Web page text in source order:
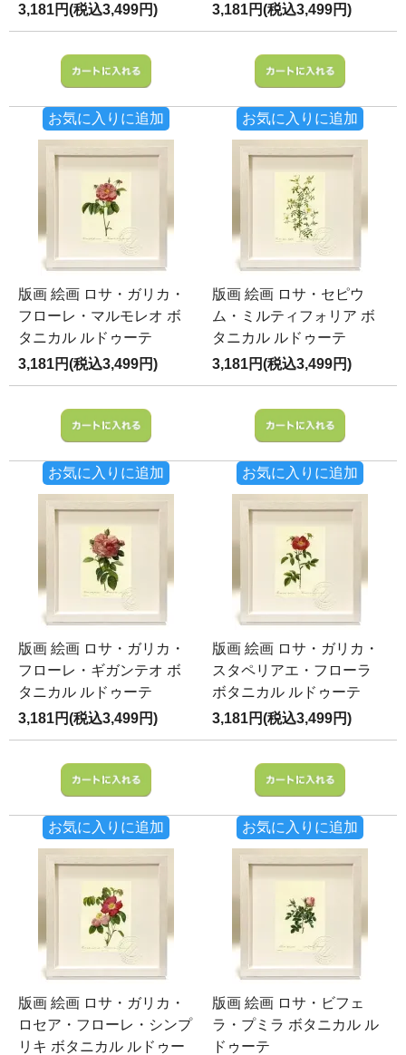
3,181円(税込3,499円)
お気に入りに追加
3,181円(税込3,499円)
お気に入りに追加
版画 絵画 ロサ・ガリカ・
フローレ・マルモレオ ボ
タニカル ルドゥーテ
3,181円(税込3,499円)
お気に入りに追加
版画 絵画 ロサ・セピウ
ム・ミルティフォリア ボ
タニカル ルドゥーテ
3,181円(税込3,499円)
お気に入りに追加
版画 絵画 ロサ・ガリカ・
フローレ・ギガンテオ ボ
タニカル ルドゥーテ
3,181円(税込3,499円)
お気に入りに追加
版画 絵画 ロサ・ガリカ・
スタペリアエ・フローラ
ボタニカル ルドゥーテ
3,181円(税込3,499円)
お気に入りに追加
版画 絵画 ロサ・ガリカ・
ロセア・フローレ・シンプ
リキ ボタニカル ルドゥー
版画 絵画 ロサ・ビフェ
ラ・プミラ ボタニカル ル
ドゥーテ